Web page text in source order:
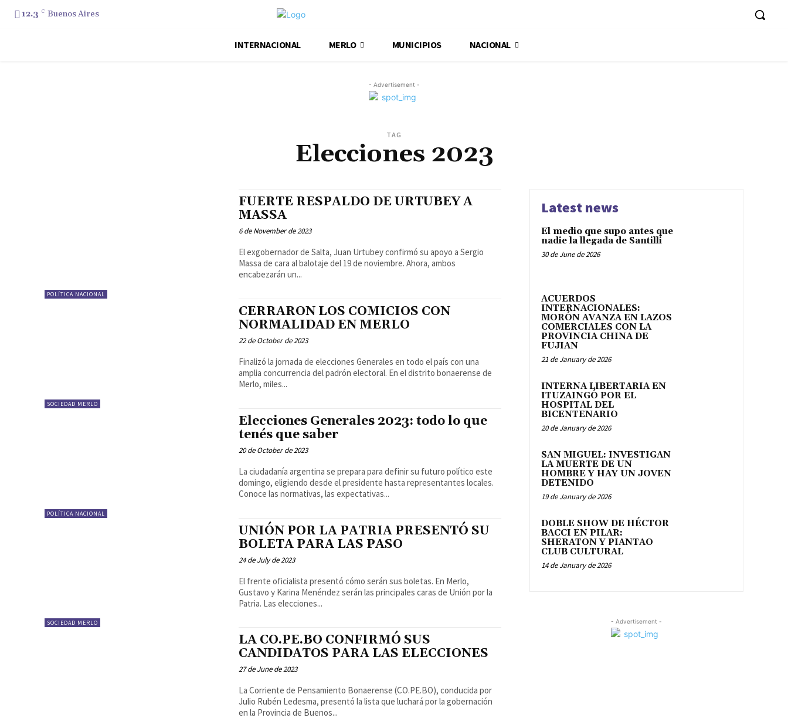
12.3 C Buenos Aires
INTERNACIONAL MERLO MUNICIPIOS NACIONAL
- Advertisement -
TAG
Elecciones 2023
POLÍTICA NACIONAL
FUERTE RESPALDO DE URTUBEY A
MASSA
6 de November de 2023
El exgobernador de Salta, Juan Urtubey confirmó su apoyo a Sergio
Massa de cara al balotaje del 19 de noviembre. Ahora, ambos
encabezarán un...
SOCIEDAD MERLO
CERRARON LOS COMICIOS CON
NORMALIDAD EN MERLO
22 de October de 2023
Finalizó la jornada de elecciones Generales en todo el país con una
amplia concurrencia del padrón electoral. En el distrito bonaerense de
Merlo, miles...
POLÍTICA NACIONAL
Elecciones Generales 2023: todo lo que
tenés que saber
20 de October de 2023
La ciudadanía argentina se prepara para definir su futuro político este
domingo, eligiendo desde el presidente hasta representantes locales.
Conoce las normativas, las expectativas...
SOCIEDAD MERLO
UNIÓN POR LA PATRIA PRESENTÓ SU
BOLETA PARA LAS PASO
24 de July de 2023
El frente oficialista presentó cómo serán sus boletas. En Merlo,
Gustavo y Karina Menéndez serán las principales caras de Unión por la
Patria. Las elecciones...
LA CO.PE.BO CONFIRMÓ SUS
CANDIDATOS PARA LAS ELECCIONES
27 de June de 2023
La Corriente de Pensamiento Bonaerense (CO.PE.BO), conducida por
Julio Rubén Ledesma, presentó la lista que luchará por la gobernación
en la Provincia de Buenos...
Latest news
El medio que supo antes que
nadie la llegada de Santilli
30 de June de 2026
ACUERDOS
INTERNACIONALES:
MORÓN AVANZA EN LAZOS
COMERCIALES CON LA
PROVINCIA CHINA DE
FUJIAN
21 de January de 2026
INTERNA LIBERTARIA EN
ITUZAINGÓ POR EL
HOSPITAL DEL
BICENTENARIO
20 de January de 2026
SAN MIGUEL: INVESTIGAN
LA MUERTE DE UN
HOMBRE Y HAY UN JOVEN
DETENIDO
19 de January de 2026
DOBLE SHOW DE HÉCTOR
BACCI EN PILAR:
SHERATON Y PIANTAO
CLUB CULTURAL
14 de January de 2026
- Advertisement -